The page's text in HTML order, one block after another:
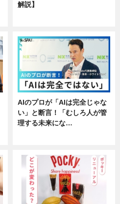
解説】
AIのプロが「AIは完全じゃな
い」と断言！「むしろ人が管
理する未来にな…